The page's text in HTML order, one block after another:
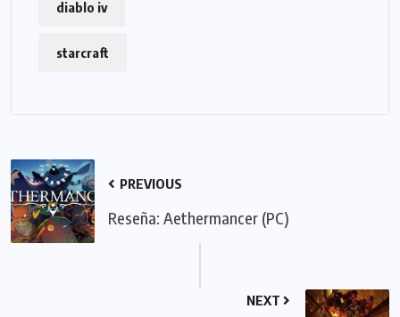
diablo iv
starcraft
PREVIOUS
Reseña: Aethermancer (PC)
NEXT